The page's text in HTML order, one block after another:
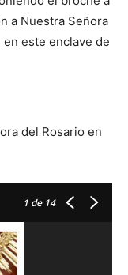
a Nuestra Señora
este enclave de
del Rosario en
1 de 14